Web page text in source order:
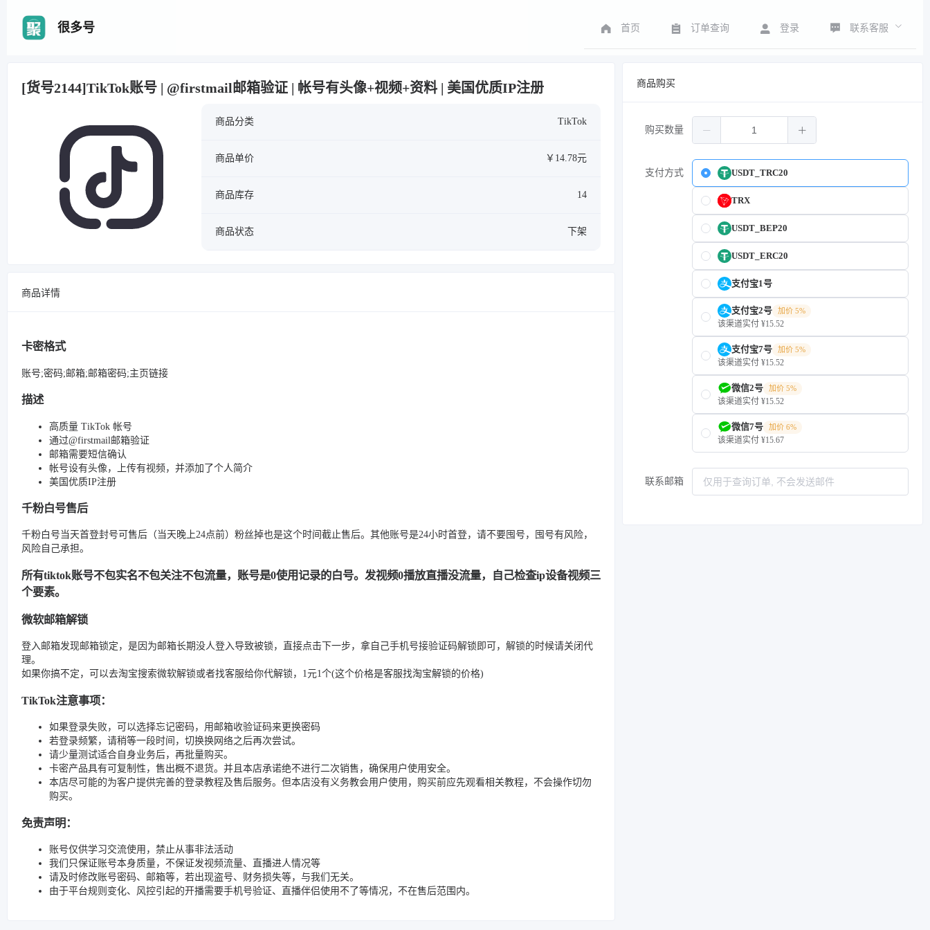
很多号 首页 订单查询 登录 联系客服
[货号2144]TikTok账号 | @firstmail邮箱验证 | 帐号有头像+视频+资料 | 美国优质IP注册
商品分类 TikTok
商品单价 ￥14.78元
商品库存 14
商品状态 下架
商品详情
卡密格式
账号;密码;邮箱;邮箱密码;主页链接
描述
高质量 TikTok 帐号
通过@firstmail邮箱验证
邮箱需要短信确认
帐号设有头像，上传有视频，并添加了个人简介
美国优质IP注册
千粉白号售后
千粉白号当天首登封号可售后（当天晚上24点前）粉丝掉也是这个时间截止售后。其他账号是24小时首登，请不要囤号，囤号有风险，
风险自己承担。
所有tiktok账号不包实名不包关注不包流量，账号是0使用记录的白号。发视频0播放直播没流量，自己检查ip设备视频三
个要素。
微软邮箱解锁
登入邮箱发现邮箱锁定，是因为邮箱长期没人登入导致被锁，直接点击下一步，拿自己手机号接验证码解锁即可，解锁的时候请关闭代
理。
如果你搞不定，可以去淘宝搜索微软解锁或者找客服给你代解锁，1元1个(这个价格是客服找淘宝解锁的价格)
TikTok注意事项：
如果登录失败，可以选择忘记密码，用邮箱收验证码来更换密码
若登录频繁，请稍等一段时间，切换换网络之后再次尝试。
请少量测试适合自身业务后，再批量购买。
卡密产品具有可复制性，售出概不退货。并且本店承诺绝不进行二次销售，确保用户使用安全。
本店尽可能的为客户提供完善的登录教程及售后服务。但本店没有义务教会用户使用，购买前应先观看相关教程，不会操作切勿
购买。
免责声明：
账号仅供学习交流使用，禁止从事非法活动
我们只保证账号本身质量，不保证发视频流量、直播进人情况等
请及时修改账号密码、邮箱等，若出现盗号、财务损失等，与我们无关。
由于平台规则变化、风控引起的开播需要手机号验证、直播伴侣使用不了等情况，不在售后范围内。
商品购买
购买数量
支付方式 USDT_TRC20
TRX
USDT_BEP20
USDT_ERC20
支付宝1号
支付宝2号 加价 5%
该渠道实付 ¥15.52
支付宝7号 加价 5%
该渠道实付 ¥15.52
微信2号 加价 5%
该渠道实付 ¥15.52
微信7号 加价 6%
该渠道实付 ¥15.67
联系邮箱